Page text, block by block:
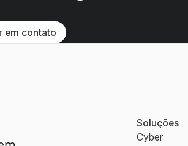
Entrar em contato
em contato
Soluções
Cyber